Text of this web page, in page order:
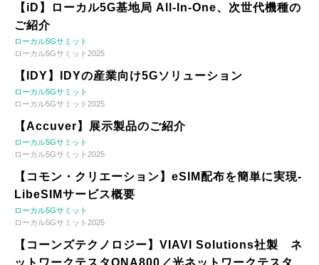
【iD】ローカル5G基地局 All-In-One、次世代機種の
ご紹介
ローカル5Gサミット
ローカル5Gサミット2025
【IDY】IDYの産業向け5Gソリューション
ローカル5Gサミット
ローカル5Gサミット2025
【Accuver】展示製品のご紹介
ローカル5Gサミット
ローカル5Gサミット2025
【コモン・クリエーション】eSIM配布を簡単に実現-
LibeSIMサービス概要
ローカル5Gサミット
ローカル5Gサミット2025
【コーンズテクノロジー】VIAVI Solutions社製 ネ
ットワークテスタONA800／光ネットワークテスタ